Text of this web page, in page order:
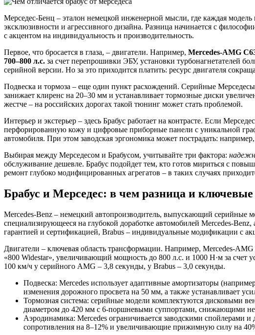
Мерседес-Бенц – эталон немецкой инженерной мысли, где каждая
эксклюзивности и агрессивного дизайна. Разница начинается с
с акцентом на индивидуальность и производительность.
Первое, что бросается в глаза, – двигатели. Например, Mercedes-AMG
700–800 л.с. за счет перепрошивки ЭБУ, установки турбонагнетателей
серийной версии. Но за это приходится платить: ресурс двигателя
Подвеска и тормоза – еще один пункт расхождений. Серийные
занижает клиренс на 20–30 мм и устанавливает тормозные диски
жестче – на российских дорогах такой тюнинг может стать проблемой.
Интерьер и экстерьер – здесь Брабус работает на контрасте. Если
перфорированную кожу и цифровые приборные панели с уникальной
автомобиля. При этом заводская эргономика может пострадать:
Выбирая между Мерседесом и Брабусом, учитывайте три фактора:
обслуживание дешевле. Брабус подойдет тем, кто готов мириться с
ремонт глубоко модифицированных агрегатов – в таких случаях
Брабус и Мерседес: в чем разница и
Mercedes-Benz – немецкий автопроизводитель, выпускающий серийные
специализирующееся на глубокой доработке автомобилей Mercedes-
гарантией и сертификацией, Brabus – индивидуальные модификации с
Двигатели – ключевая область трансформации. Например, Mercedes-
«800 Widestar», увеличивающий мощность до 800 л.с. и 1000 Н·м за
100 км/ч у серийного AMG – 3,8 секунды, у Brabus – 3,0 секунды.
Подвеска: Mercedes использует адаптивные амортизаторы
изменения дорожного просвета на 50 мм, а также устанавливает
Тормозная система: серийные модели комплектуются дисковыми
диаметром до 420 мм с 6-поршневыми суппортами, снижающими
Аэродинамика: Mercedes ограничивается заводскими спойлерами
сопротивления на 8–12% и увеличивающие прижимную силу на